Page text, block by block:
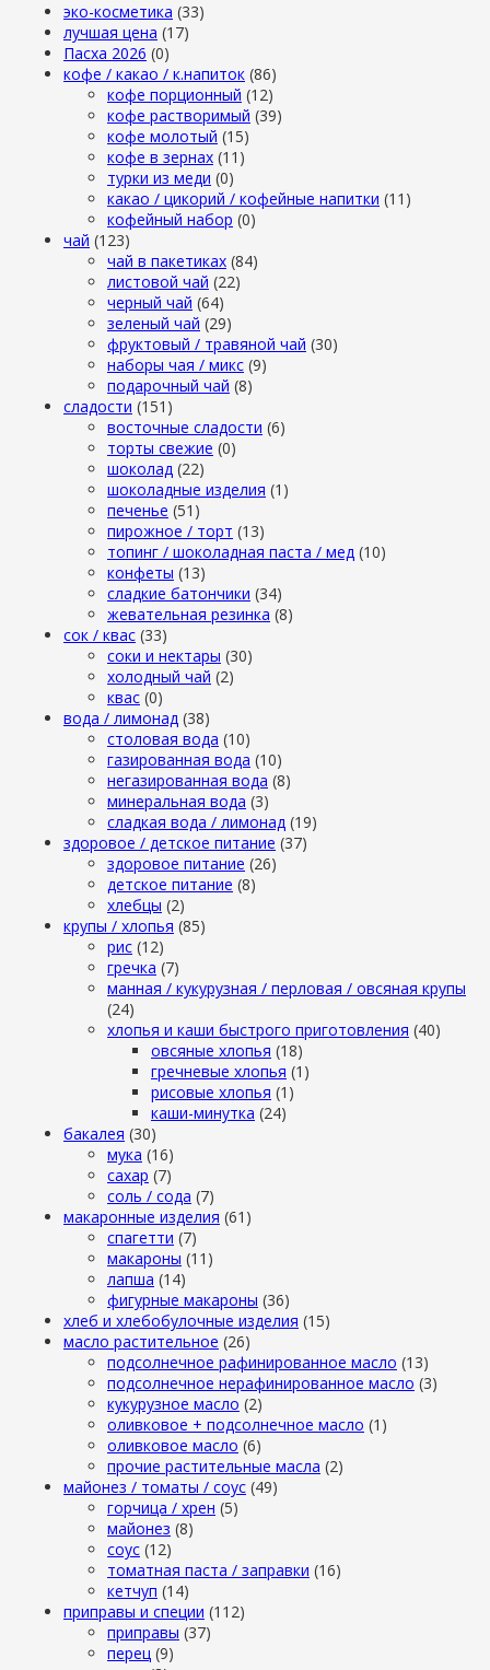
эко-косметика (33)
лучшая цена (17)
Пасха 2026 (0)
кофе / какао / к.напиток (86)
кофе порционный (12)
кофе растворимый (39)
кофе молотый (15)
кофе в зернах (11)
турки из меди (0)
какао / цикорий / кофейные напитки (11)
кофейный набор (0)
чай (123)
чай в пакетиках (84)
листовой чай (22)
черный чай (64)
зеленый чай (29)
фруктовый / травяной чай (30)
наборы чая / микс (9)
подарочный чай (8)
сладости (151)
восточные сладости (6)
торты свежие (0)
шоколад (22)
шоколадные изделия (1)
печенье (51)
пирожное / торт (13)
топинг / шоколадная паста / мед (10)
конфеты (13)
сладкие батончики (34)
жевательная резинка (8)
сок / квас (33)
соки и нектары (30)
холодный чай (2)
квас (0)
вода / лимонад (38)
столовая вода (10)
газированная вода (10)
негазированная вода (8)
минеральная вода (3)
сладкая вода / лимонад (19)
здоровое / детское питание (37)
здоровое питание (26)
детское питание (8)
хлебцы (2)
крупы / хлопья (85)
рис (12)
гречка (7)
манная / кукурузная / перловая / овсяная крупы
(24)
хлопья и каши быстрого приготовления (40)
овсяные хлопья (18)
гречневые хлопья (1)
рисовые хлопья (1)
каши-минутка (24)
бакалея (30)
мука (16)
сахар (7)
cоль / cода (7)
макаронные изделия (61)
cпагетти (7)
макароны (11)
лапша (14)
фигурные макароны (36)
хлеб и хлебобулочные изделия (15)
масло растительное (26)
подсолнечное рафинированное масло (13)
подсолнечное нерафинированное масло (3)
кукурузное масло (2)
оливковое + подсолнечное масло (1)
оливковое масло (6)
прочие растительные масла (2)
майонез / томаты / соус (49)
горчица / хрен (5)
майонез (8)
соус (12)
томатная паста / заправки (16)
кетчуп (14)
приправы и специи (112)
приправы (37)
перец (9)